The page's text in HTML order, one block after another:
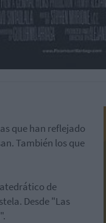
que han reflejado
También los que
de
Desde "Las